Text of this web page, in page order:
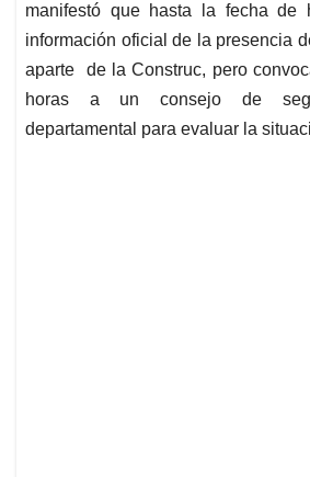
manifestó que hasta la fecha de
información oficial de la presencia
aparte de la Construc, pero
horas a un consejo de
departamental para evaluar la